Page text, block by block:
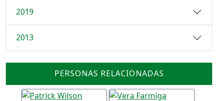
2019
2013
PERSONAS RELACIONADAS